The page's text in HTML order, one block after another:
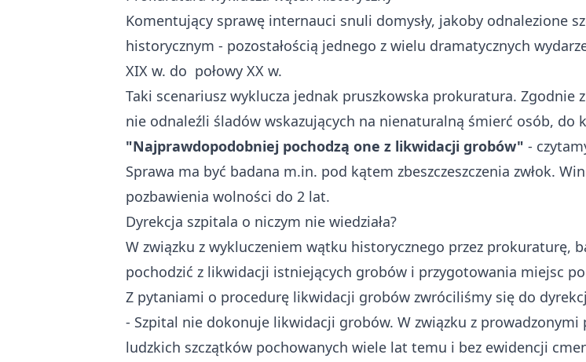
Komentujący sprawę internauci snuli domysły, jakoby odnalezione
historycznym - pozostałością jednego z wielu dramatycznych
XIX w. do połowy XX w.
Taki scenariusz wyklucza jednak pruszkowska prokuratura. Zgodnie
nie odnaleźli śladów wskazujących na nienaturalną śmierć osób, do
"Najprawdopodobniej pochodzą one z likwidacji grobów" -
Sprawa ma być badana m.in. pod kątem zbeszczeszczenia zwłok.
pozbawienia wolności do 2 lat.
Dyrekcja szpitala o niczym nie wiedziała?
W związku z wykluczeniem wątku historycznego przez prokuraturę,
pochodzić z likwidacji istniejących grobów i przygotowania miejsc
Z pytaniami o procedurę likwidacji grobów zwróciliśmy się do
- Szpital nie dokonuje likwidacji grobów. W związku z
ludzkich szczątków pochowanych wiele lat temu i bez ewidencji